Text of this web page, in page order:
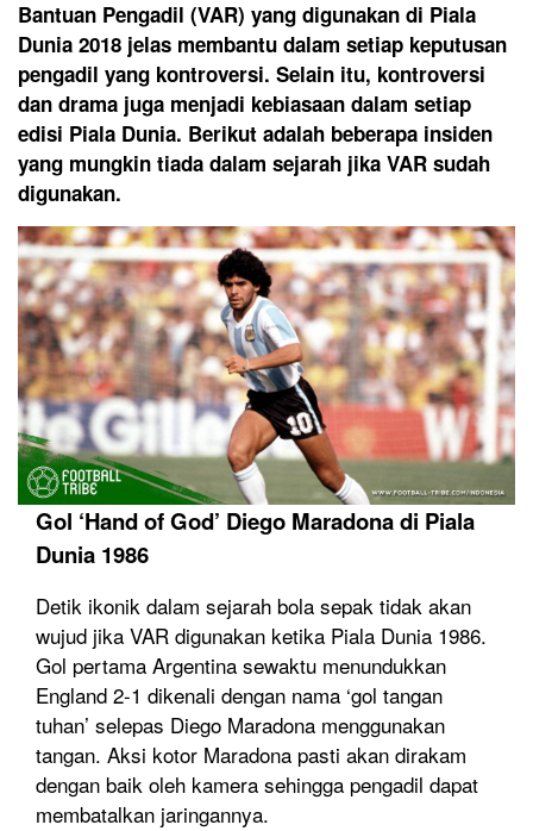
Bantuan Pengadil (VAR) yang digunakan di Piala
Dunia 2018 jelas membantu dalam setiap keputusan
pengadil yang kontroversi. Selain itu, kontroversi
dan drama juga menjadi kebiasaan dalam setiap
edisi Piala Dunia. Berikut adalah beberapa insiden
yang mungkin tiada dalam sejarah jika VAR sudah
digunakan.
Gol ‘Hand of God’ Diego Maradona di Piala
Dunia 1986
Detik ikonik dalam sejarah bola sepak tidak akan
wujud jika VAR digunakan ketika Piala Dunia 1986.
Gol pertama Argentina sewaktu menundukkan
England 2-1 dikenali dengan nama ‘gol tangan
tuhan’ selepas Diego Maradona menggunakan
tangan. Aksi kotor Maradona pasti akan dirakam
dengan baik oleh kamera sehingga pengadil dapat
membatalkan jaringannya.